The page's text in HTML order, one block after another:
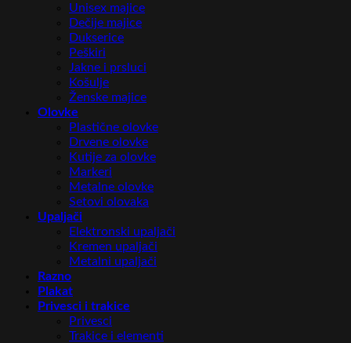
Unisex majice
Dečije majice
Dukserice
Peškiri
Jakne i prsluci
Košulje
Ženske majice
Olovke
Plastične olovke
Drvene olovke
Kutije za olovke
Markeri
Metalne olovke
Setovi olovaka
Upaljači
Elektronski upaljači
Kremen upaljači
Metalni upaljači
Razno
Plakat
Privesci i trakice
Privesci
Trakice i elementi